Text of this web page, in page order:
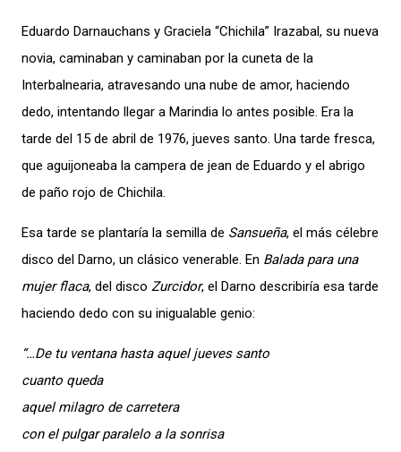
Eduardo Darnauchans y Graciela “Chichila” Irazabal, su nueva
novia, caminaban y caminaban por la cuneta de la
Interbalnearia, atravesando una nube de amor, haciendo
dedo, intentando llegar a Marindia lo antes posible. Era la
tarde del 15 de abril de 1976, jueves santo. Una tarde fresca,
que aguijoneaba la campera de jean de Eduardo y el abrigo
de paño rojo de Chichila.
Esa tarde se plantaría la semilla de Sansueña, el más célebre
disco del Darno, un clásico venerable. En Balada para una
mujer flaca, del disco Zurcidor, el Darno describiría esa tarde
haciendo dedo con su inigualable genio:
“…De tu ventana hasta aquel jueves santo
cuanto queda
aquel milagro de carretera
con el pulgar paralelo a la sonrisa